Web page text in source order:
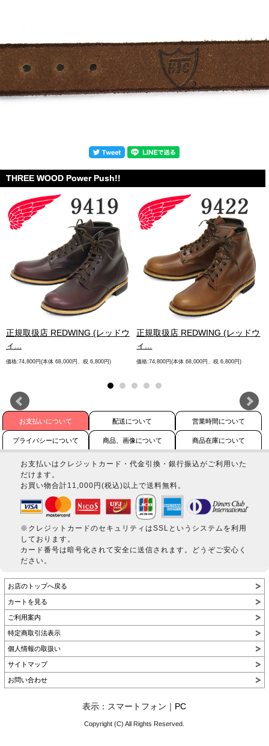
THREE WOOD Power Push!!
正規取扱店 REDWING (レッドウ
ィ...
価格:74,800円(本体 68,000円、税 6,800円)
正規取扱店 REDWING (レッドウ
ィ...
価格:74,800円(本体 68,000円、税 6,800円)
お支払いについて 配送について 営業時間について
プライバシーについて 商品、画像について 商品在庫について
お支払いはクレジットカード・代金引換・銀行振込がご利用いた
だけます。
お買い物合計11,000円(税込)以上で送料無料。
※クレジットカードのセキュリティはSSLというシステムを利用
しております。
カード番号は暗号化されて安全に送信されます。どうぞご安心く
ださい。
お店のトップへ戻る
カートを見る
ご利用案内
特定商取引法表示
個人情報の取扱い
サイトマップ
お問い合わせ
表示：スマートフォン｜ PC
Copyright (C) All Rights Reserved.